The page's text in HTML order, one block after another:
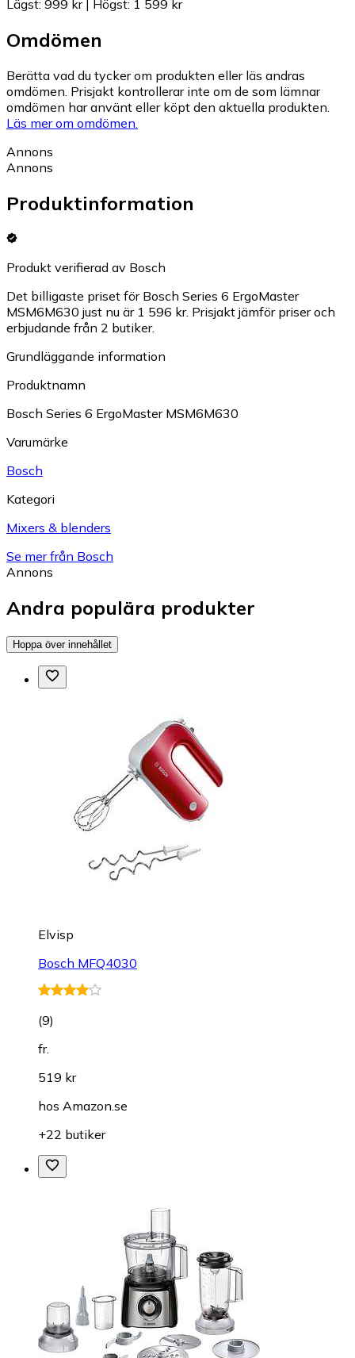
Lägst: 999 kr| Högst: 1 599 kr
Omdömen
Berätta vad du tycker om produkten eller läs andras
omdömen. Prisjakt kontrollerar inte om de som lämnar
omdömen har använt eller köpt den aktuella produkten.
Läs mer om omdömen.
Annons
Annons
Produktinformation
Produkt verifierad av Bosch
Det billigaste priset för Bosch Series 6 ErgoMaster
MSM6M630 just nu är 1 596 kr. Prisjakt jämför priser och
erbjudande från 2 butiker.
Grundläggande information
Produktnamn
Bosch Series 6 ErgoMaster MSM6M630
Varumärke
Bosch
Kategori
Mixers & blenders
Se mer från Bosch
Annons
Andra populära produkter
Hoppa över innehållet
Elvisp
Bosch MFQ4030
(9)
fr.
519 kr
hos Amazon.se
+22 butiker